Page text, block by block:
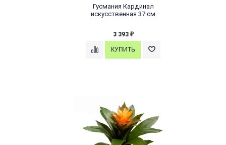
Гусмания Кардинал
искусственная 37 см
3 393 ₽